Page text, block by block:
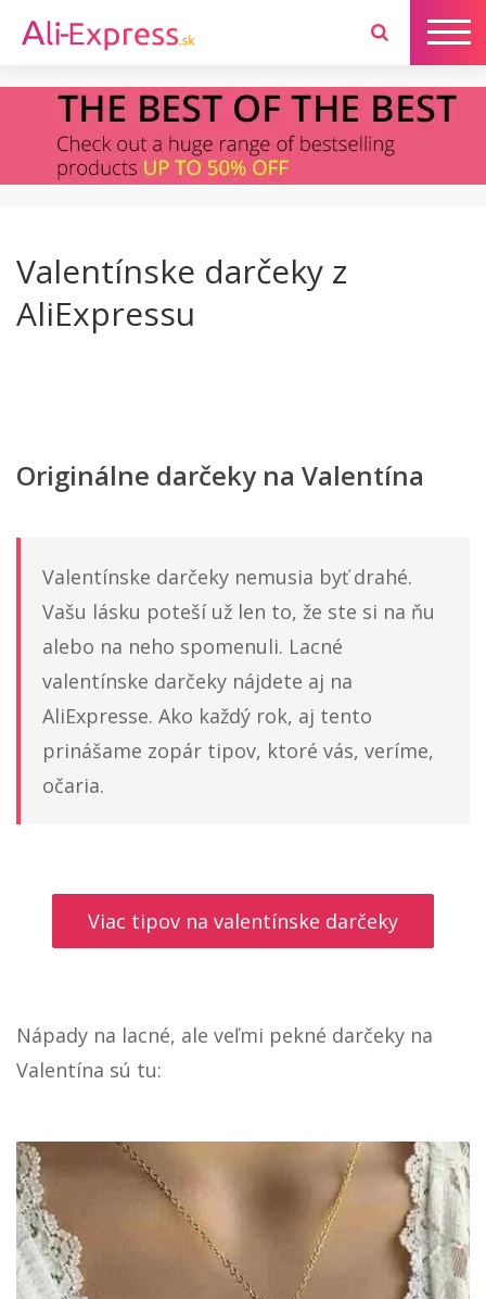
Valentínske darčeky z
AliExpressu
Originálne darčeky na Valentína
Valentínske darčeky nemusia byť drahé.
Vašu lásku poteší už len to, že ste si na ňu
alebo na neho spomenuli. Lacné
valentínske darčeky nájdete aj na
AliExpresse. Ako každý rok, aj tento
prinášame zopár tipov, ktoré vás, veríme,
očaria.
Viac tipov na valentínske darčeky
Nápady na lacné, ale veľmi pekné darčeky na
Valentína sú tu: